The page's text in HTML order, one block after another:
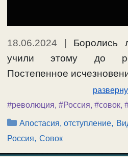
18.06.2024 | Боролись
учили этому до
Постепенное
#революция, #Россия, #совок,
Рубрики
Апостасия, отступление,
Россия, Совок